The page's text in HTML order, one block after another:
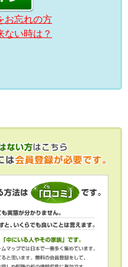
お忘れの方
い時は？